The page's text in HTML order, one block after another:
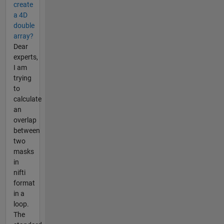
create
a 4D
double
array?
Dear
experts,
I am
trying
to
calculate
an
overlap
between
two
masks
in
nifti
format
in a
loop.
The